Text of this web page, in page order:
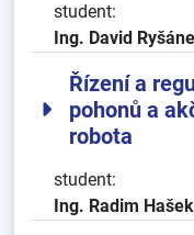
student:
Ing. David
Řízení a
pohonů a
robota
student:
Ing. Radim Hašek